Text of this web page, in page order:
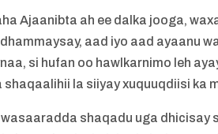
Ajaanibta ah ee dalka jooga,
aad iyo aad ayaanu
si hufan oo hawlkarnimo leh
la siiyay xuquuqdiisi ka
shaqadu uga dhicisay